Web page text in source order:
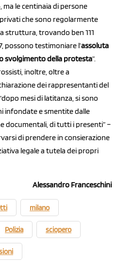
le centinaia di persone
che sono regolarmente
struttura, trovando ben 111
possono testimoniare l’assoluta
svolgimento della protesta”.
inoltre, oltre a
dei rappresentanti del
mesi di latitanza, si sono
infondate e smentite dalle
documentali, di tutti i presenti” –
di prendere in consierazione
legale a tutela dei propri
Alessandro Franceschini
milano
Polizia sciopero